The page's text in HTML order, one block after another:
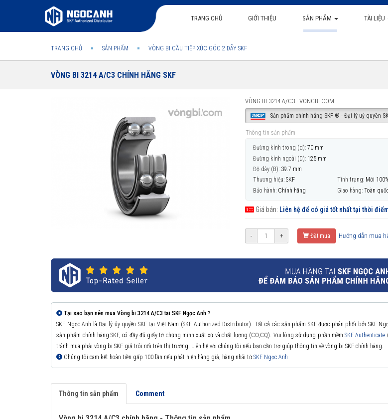
TRANG CHỦ GIỚI THIỆU SẢN PHẨM TÀI LIỆU
TRANG CHỦ SẢN PHẨM VÒNG BI CẦU TIẾP XÚC GÓC 2 DÃY SKF
VÒNG BI 3214 A/C3 CHÍNH HÃNG SKF
VÒNG BI 3214 A/C3 - VONGBI.COM
Sản phẩm chính hãng SKF ® - Đại lý uỷ quyền
Thông tin sản phẩm
Đường kính trong (d): 70 mm
Đường kính ngoài (D): 125 mm
Độ dày (B): 39.7 mm
Thương hiệu: SKF Tình trạng: Mới
Bảo hành: Chính hãng Giao hàng: Toàn
Giá bán: Liên hệ để có giá tốt nhất tại thời
- + Đặt mua Hướng dẫn mua
Tại sao bạn nên mua Vòng bi 3214 A/C3 tại SKF Ngọc Anh ?
SKF Ngọc Anh là Đại lý ủy quyền SKF tại Việt Nam (SKF Authorized Distributor). Tất cả các sản phẩm SKF được phân phối bởi SKF
sản phẩm chính hãng SKF, có đầy đủ giấy tờ chứng minh xuất xứ và chất lượng (CO,CQ). Vui lòng sử dụng phần mềm SKF Authenticate
tránh mua phải vòng bi SKF giả trôi nổi trên thị trường. Liên hệ với chúng tôi nếu bạn cần trợ giúp thông tin về vòng bi SKF chính hãng.
Chúng tôi cam kết hoàn tiền gấp 100 lần nếu phát hiện hàng giả, hàng nhái từSKF Ngọc Anh
Thông tin sản phẩm Comment